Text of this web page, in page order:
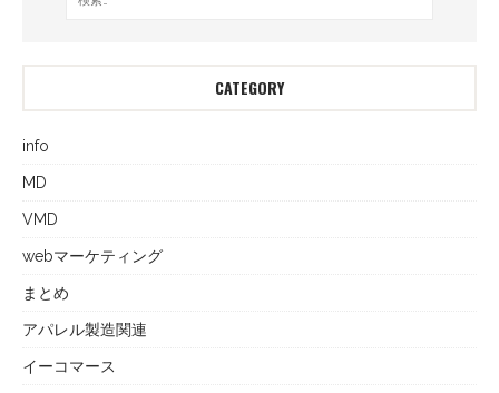
CATEGORY
info
MD
VMD
webマーケティング
まとめ
アパレル製造関連
イーコマース